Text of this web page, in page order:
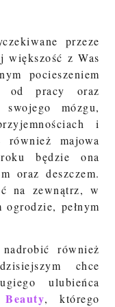
przeze
większość z Was
pocieszeniem
od pracy oraz
mózgu,
i
majowa
będzie ona
oraz deszczem.
na zewnątrz, w
pełnym
również
chce
ulubieńca
, którego